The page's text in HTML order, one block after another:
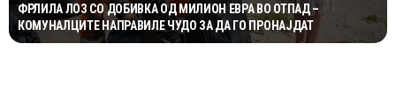
ФРЛИЛА ЛОЗ СО ДОБИВКА ОД МИЛИОН ЕВРА ВО ОТПАД –
КОМУНАЛЦИТЕ НАПРАВИЛЕ ЧУДО ЗА ДА ГО ПРОНАЈДАТ